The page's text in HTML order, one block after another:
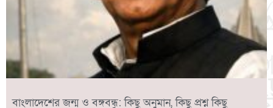
বাংলাদেশের জন্ম ও বঙ্গবন্ধু: কিছু অনুমান, কিছু প্রশ্ন কিছু